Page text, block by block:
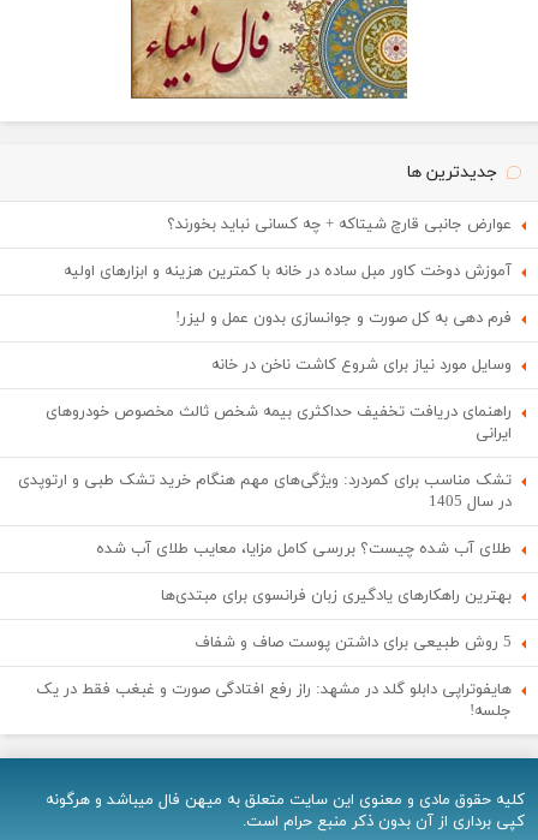
جدیدترین ها
عوارض جانبی قارچ شیتاکه + چه کسانی نباید بخورند؟
آموزش دوخت کاور مبل ساده در خانه با کمترین هزینه و ابزارهای اولیه
فرم دهی به کل صورت و جوانسازی بدون عمل و لیزر!
وسایل مورد نیاز برای شروع کاشت ناخن در خانه
راهنمای دریافت تخفیف حداکثری بیمه شخص ثالث مخصوص خودروهای
ایرانی
تشک مناسب برای کمردرد: ویژگی‌های مهم هنگام خرید تشک طبی و ارتوپدی
در سال 1405
طلای آب شده چیست؟ بررسی کامل مزایا، معایب طلای آب شده
بهترین راهکارهای یادگیری زبان فرانسوی برای مبتدی‌ها
5 روش طبیعی برای داشتن پوست صاف و شفاف
هایفوتراپی دابلو گلد در مشهد: راز رفع افتادگی صورت و غبغب فقط در یک
جلسه!
کلیه حقوق مادی و معنوی اين سایت متعلق به میهن فال میباشد و هرگونه
کپی برداری از آن بدون ذکر منبع حرام است.